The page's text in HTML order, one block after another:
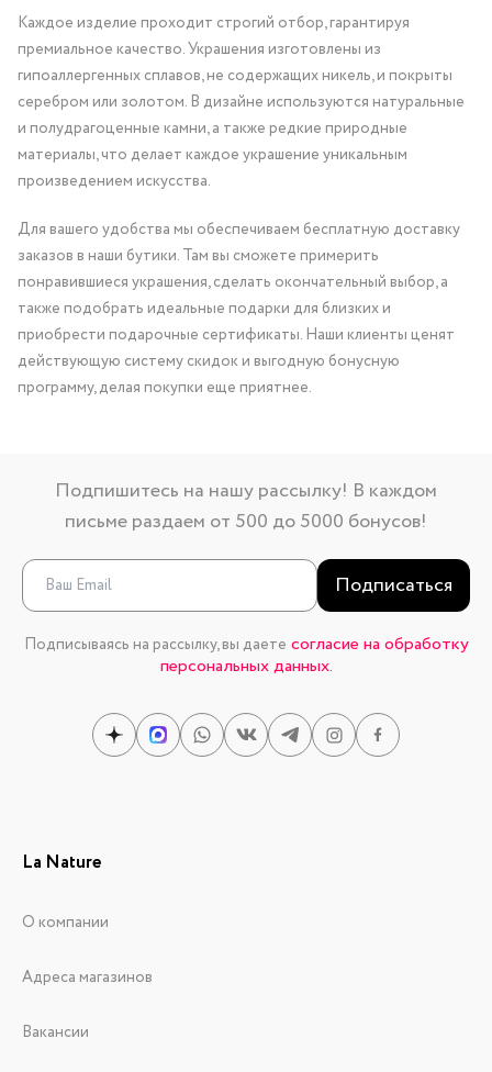
Каждое изделие проходит строгий отбор, гарантируя
премиальное качество. Украшения изготовлены из
гипоаллергенных сплавов, не содержащих никель, и покрыты
серебром или золотом. В дизайне используются натуральные
и полудрагоценные камни, а также редкие природные
материалы, что делает каждое украшение уникальным
произведением искусства.
Для вашего удобства мы обеспечиваем бесплатную доставку
заказов в наши бутики. Там вы сможете примерить
понравившиеся украшения, сделать окончательный выбор, а
также подобрать идеальные подарки для близких и
приобрести подарочные сертификаты. Наши клиенты ценят
действующую систему скидок и выгодную бонусную
программу, делая покупки еще приятнее.
Подпишитесь на нашу рассылку! В каждом
письме раздаем от 500 до 5000 бонусов!
Подписаться
Подписываясь на рассылку, вы даете согласие на обработку
персональных данных.
La Nature
О компании
Адреса магазинов
Вакансии